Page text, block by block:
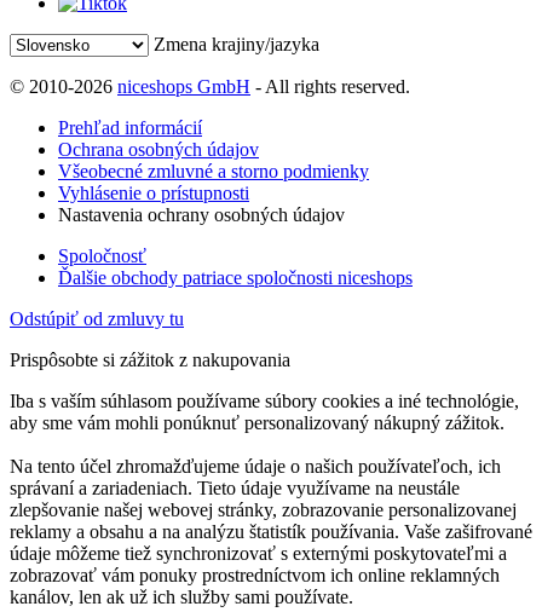
Zmena krajiny/jazyka
© 2010-2026 niceshops GmbH - All rights reserved.
Prehľad informácií
Ochrana osobných údajov
Všeobecné zmluvné a storno podmienky
Vyhlásenie o prístupnosti
Nastavenia ochrany osobných údajov
Spoločnosť
Ďalšie obchody patriace spoločnosti niceshops
Odstúpiť od zmluvy tu
Prispôsobte si zážitok z nakupovania
Iba s vaším súhlasom používame súbory cookies a iné technológie,
aby sme vám mohli ponúknuť personalizovaný nákupný zážitok.
Na tento účel zhromažďujeme údaje o našich používateľoch, ich
správaní a zariadeniach. Tieto údaje využívame na neustále
zlepšovanie našej webovej stránky, zobrazovanie personalizovanej
reklamy a obsahu a na analýzu štatistík používania. Vaše zašifrované
údaje môžeme tiež synchronizovať s externými poskytovateľmi a
zobrazovať vám ponuky prostredníctvom ich online reklamných
kanálov, len ak už ich služby sami používate.